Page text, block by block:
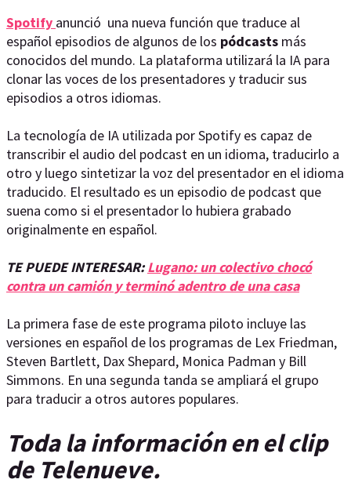
Spotify anunció una nueva función que traduce al
español episodios de algunos de los pódcasts más
conocidos del mundo. La plataforma utilizará la IA para
clonar las voces de los presentadores y traducir sus
episodios a otros idiomas.
La tecnología de IA utilizada por Spotify es capaz de
transcribir el audio del podcast en un idioma, traducirlo a
otro y luego sintetizar la voz del presentador en el idioma
traducido. El resultado es un episodio de podcast que
suena como si el presentador lo hubiera grabado
originalmente en español.
TE PUEDE INTERESAR:Lugano: un colectivo chocó
contra un camión y terminó adentro de una casa
La primera fase de este programa piloto incluye las
versiones en español de los programas de Lex Friedman,
Steven Bartlett, Dax Shepard, Monica Padman y Bill
Simmons. En una segunda tanda se ampliará el grupo
para traducir a otros autores populares.
Toda la información en el clip
de Telenueve.